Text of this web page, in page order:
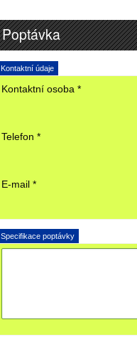
Poptávka
Kontaktní údaje
Kontaktní osoba *
Telefon *
E-mail *
Specifikace poptávky